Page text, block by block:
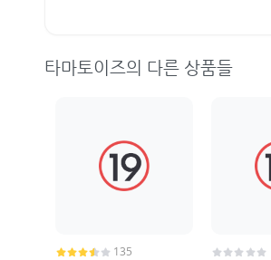
타마토이즈의 다른 상품들
135